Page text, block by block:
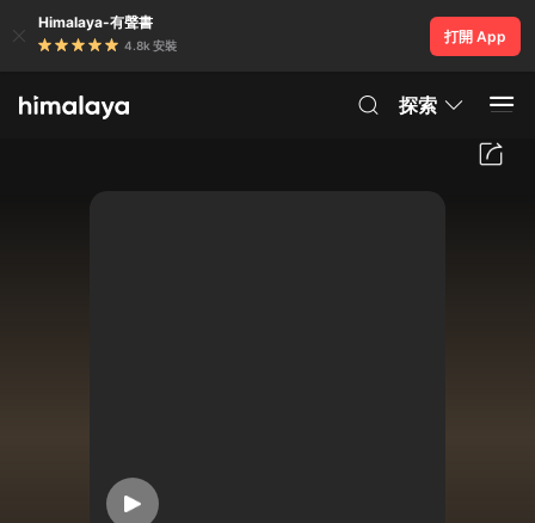
Himalaya-有聲書
4.8k 安裝
打開 App
探索